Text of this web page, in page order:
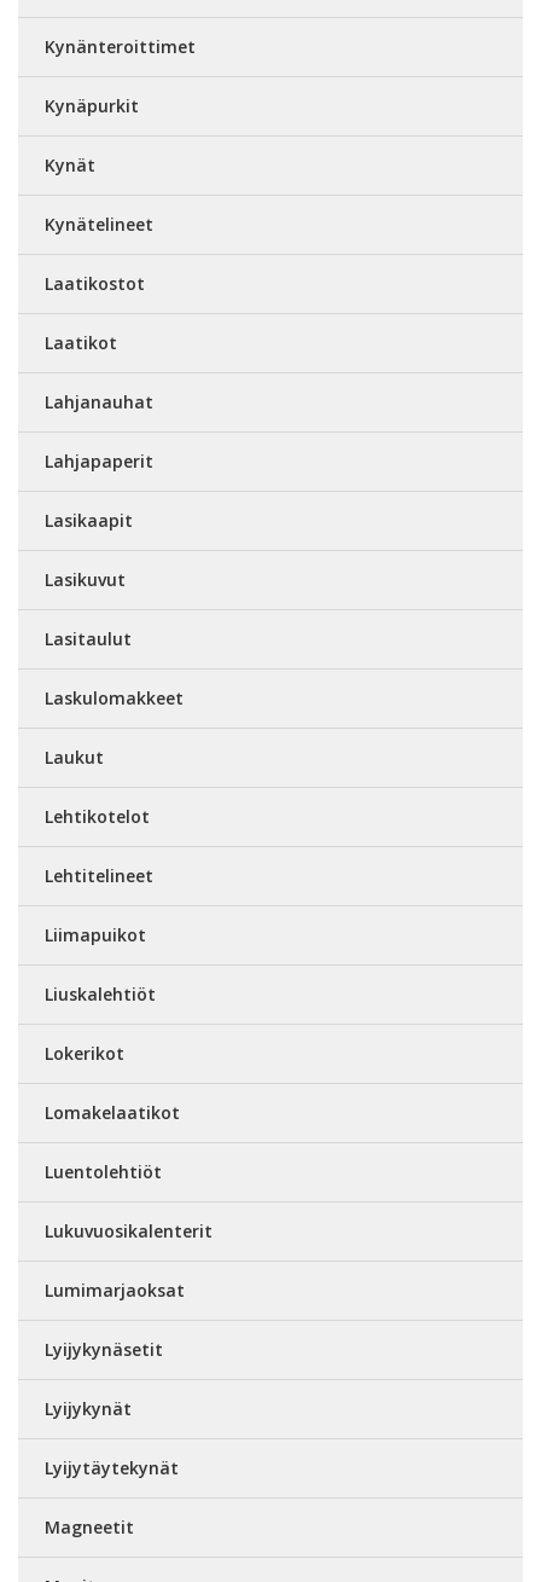
Kynänteroittimet
Kynäpurkit
Kynät
Kynätelineet
Laatikostot
Laatikot
Lahjanauhat
Lahjapaperit
Lasikaapit
Lasikuvut
Lasitaulut
Laskulomakkeet
Laukut
Lehtikotelot
Lehtitelineet
Liimapuikot
Liuskalehtiöt
Lokerikot
Lomakelaatikot
Luentolehtiöt
Lukuvuosikalenterit
Lumimarjaoksat
Lyijykynäsetit
Lyijykynät
Lyijytäytekynät
Magneetit